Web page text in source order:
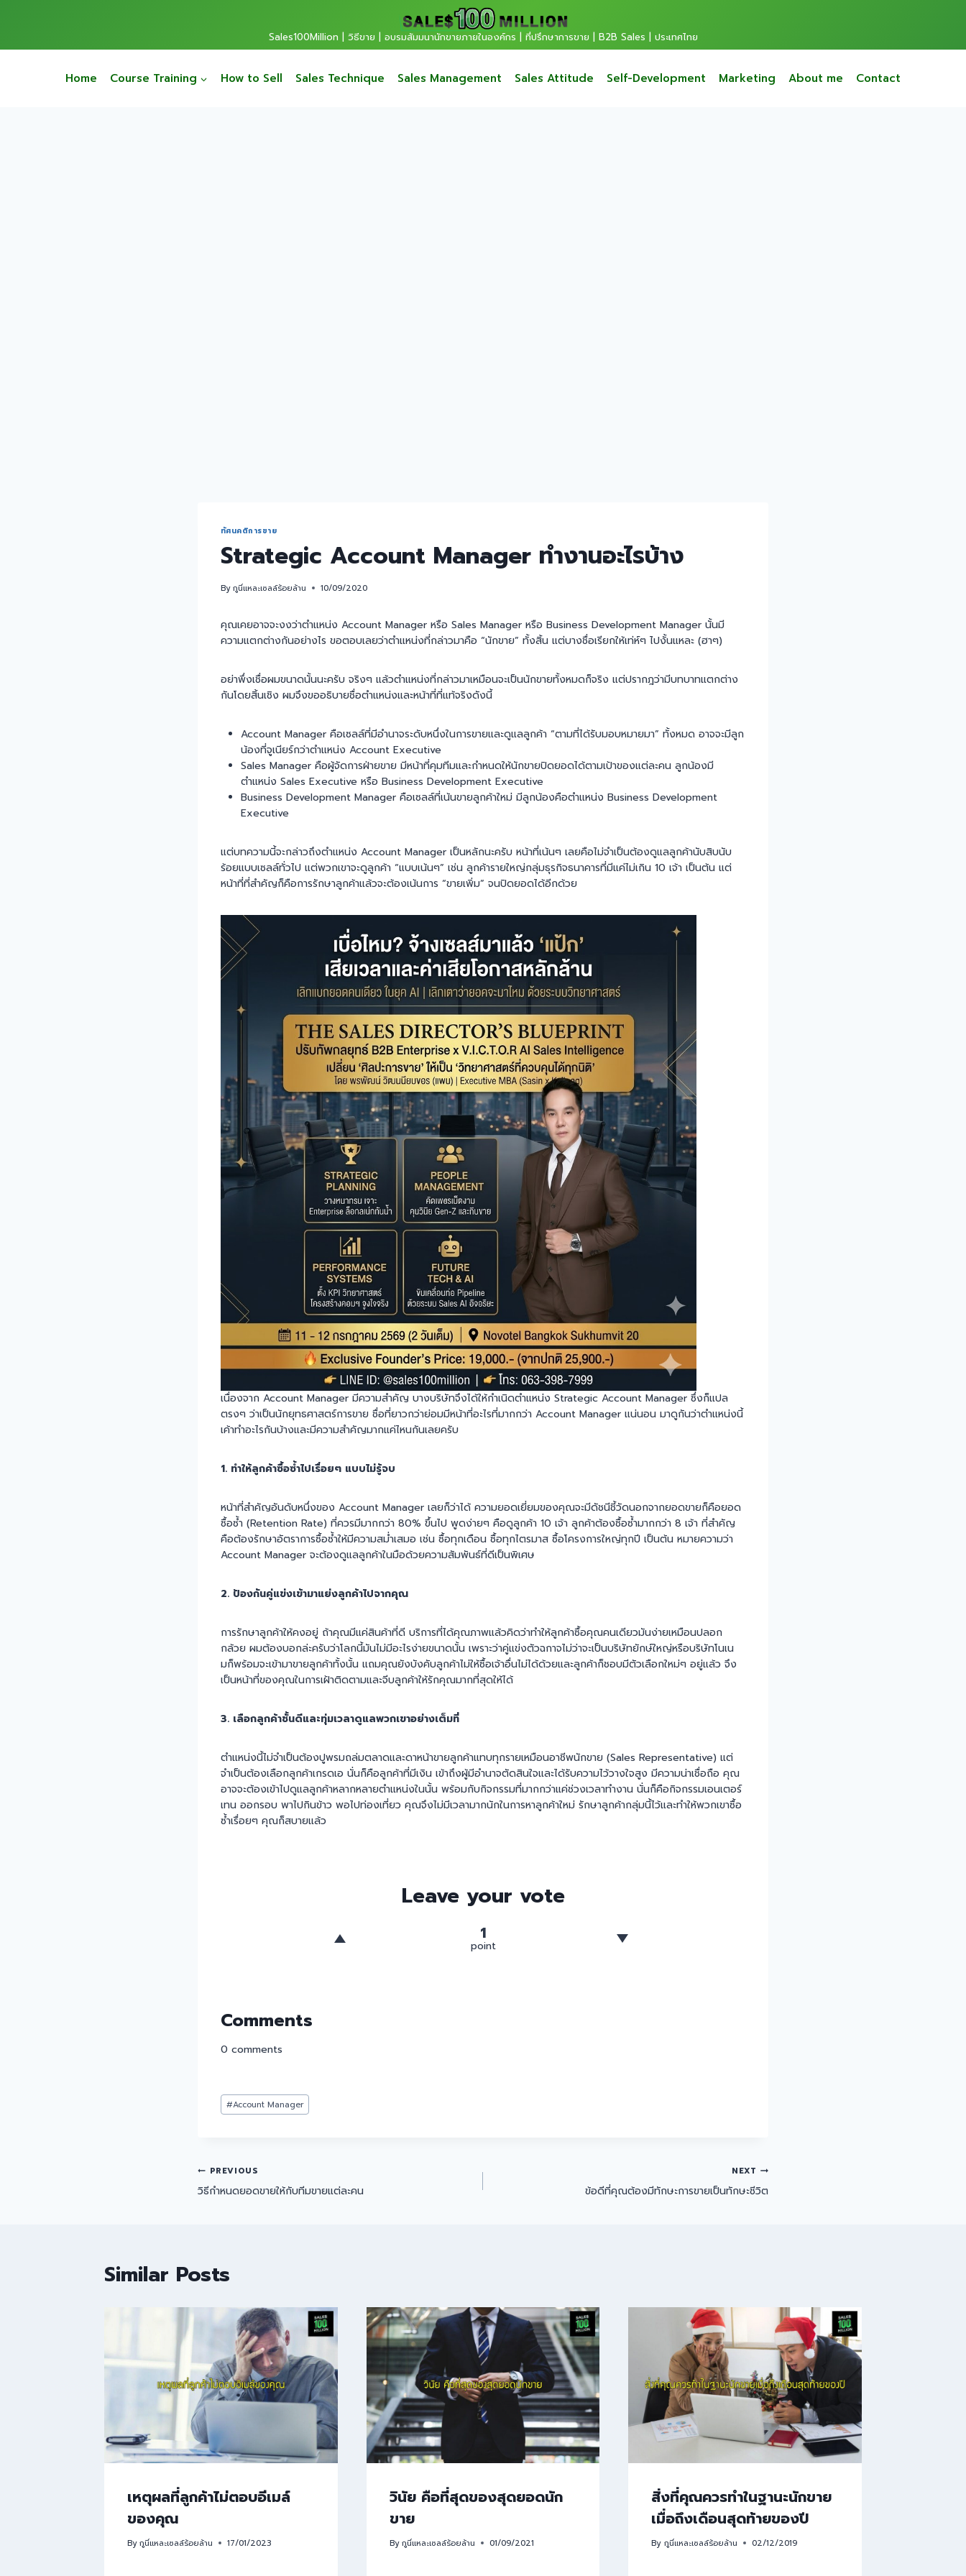
Sales100Million | วิธีขาย | อบรมสัมมนานักขายภายในองค์กร | ที่ปรึกษาการขาย | B2B Sales | ประเทศไทย
Home Course Training How to Sell Sales Technique Sales Management Sales Attitude Self-Development Marketing About me Contact
ทัศนคติการขาย
Strategic Account Manager ทำงานอะไรบ้าง
Byกูนี่แหละเซลล์ร้อยล้าน 10/09/2020
คุณเคยอาจจะงงว่าตำแหน่ง Account Manager หรือ Sales Manager หรือ Business Development Manager นั้นมี
ความแตกต่างกันอย่างไร ขอตอบเลยว่าตำแหน่งที่กล่าวมาคือ “นักขาย” ทั้งสิ้น แต่บางชื่อเรียกให้เท่ห์ๆ ไปงั้นแหละ (ฮาๆ)
อย่าพึ่งเชื่อผมขนาดนั้นนะครับ จริงๆ แล้วตำแหน่งที่กล่าวมาเหมือนจะเป็นนักขายทั้งหมดก็จริง แต่ปรากฎว่ามีบทบาทแตกต่าง
กันโดยสิ้นเชิง ผมจึงขออธิบายชื่อตำแหน่งและหน้าที่ที่แท้จริงดังนี้
Account Manager คือเซลล์ที่มีอำนาจระดับหนึ่งในการขายและดูแลลูกค้า “ตามที่ได้รับมอบหมายมา” ทั้งหมด อาจจะมีลูก
น้องที่จูเนียร์กว่าตำแหน่ง Account Executive
Sales Manager คือผู้จัดการฝ่ายขาย มีหน้าที่คุมทีมและกำหนดให้นักขายปิดยอดได้ตามเป้าของแต่ละคน ลูกน้องมี
ตำแหน่ง Sales Executive หรือ Business Development Executive
Business Development Manager คือเซลล์ที่เน้นขายลูกค้าใหม่ มีลูกน้องคือตำแหน่ง Business Development
Executive
แต่บทความนี้จะกล่าวถึงตำแหน่ง Account Manager เป็นหลักนะครับ หน้าที่เน้นๆ เลยคือไม่จำเป็นต้องดูแลลูกค้านับสิบนับ
ร้อยแบบเซลล์ทั่วไป แต่พวกเขาจะดูลูกค้า “แบบเน้นๆ” เช่น ลูกค้ารายใหญ่กลุ่มธุรกิจธนาคารที่มีแค่ไม่เกิน 10 เจ้า เป็นต้น แต่
หน้าที่ที่สำคัญก็คือการรักษาลูกค้าแล้วจะต้องเน้นการ “ขายเพิ่ม” จนปิดยอดได้อีกด้วย
เนื่องจาก Account Manager มีความสำคัญ บางบริษัทจึงได้ให้กำเนิดตำแหน่ง Strategic Account Manager ซึ่งก็แปล
ตรงๆ ว่าเป็นนักยุทธศาสตร์การขาย ชื่อที่ยาวกว่าย่อมมีหน้าที่อะไรที่มากกว่า Account Manager แน่นอน มาดูกันว่าตำแหน่งนี้
เค้าทำอะไรกันบ้างและมีความสำคัญมากแค่ไหนกันเลยครับ
1. ทำให้ลูกค้าซื้อซ้ำไปเรื่อยๆ แบบไม่รู้จบ
หน้าที่สำคัญอันดับหนึ่งของ Account Manager เลยก็ว่าได้ ความยอดเยี่ยมของคุณจะมีดัชนีชี้วัดนอกจากยอดขายก็คือยอด
ซื้อซ้ำ (Retention Rate) ที่ควรมีมากกว่า 80% ขึ้นไป พูดง่ายๆ คือดูลูกค้า 10 เจ้า ลูกค้าต้องซื้อซ้ำมากกว่า 8 เจ้า ที่สำคัญ
คือต้องรักษาอัตราการซื้อซ้ำให้มีความสม่ำเสมอ เช่น ซื้อทุกเดือน ซื้อทุกไตรมาส ซื้อโครงการใหญ่ทุกปี เป็นต้น หมายความว่า
Account Manager จะต้องดูแลลูกค้าในมือด้วยความสัมพันธ์ที่ดีเป็นพิเศษ
2. ป้องกันคู่แข่งเข้ามาแย่งลูกค้าไปจากคุณ
การรักษาลูกค้าให้คงอยู่ ถ้าคุณมีแค่สินค้าที่ดี บริการที่ได้คุณภาพแล้วคิดว่าทำให้ลูกค้าซื้อคุณคนเดียวมันง่ายเหมือนปลอก
กล้วย ผมต้องบอกล่ะครับว่าโลกนี้มันไม่มีอะไรง่ายขนาดนั้น เพราะว่าคู่แข่งตัวฉกาจไม่ว่าจะเป็นบริษัทยักษ์ใหญ่หรือบริษัทโนเน
มก็พร้อมจะเข้ามาขายลูกค้าทั้งนั้น แถมคุณยังบังคับลูกค้าไม่ให้ซื้อเจ้าอื่นไม่ได้ด้วยและลูกค้าก็ชอบมีตัวเลือกใหม่ๆ อยู่แล้ว จึง
เป็นหน้าที่ของคุณในการเฝ้าติดตามและจีบลูกค้าให้รักคุณมากที่สุดให้ได้
3. เลือกลูกค้าชั้นดีและทุ่มเวลาดูแลพวกเขาอย่างเต็มที่
ตำแหน่งนี้ไม่จำเป็นต้องปูพรมถล่มตลาดและดาหน้าขายลูกค้าแทบทุกรายเหมือนอาชีพนักขาย (Sales Representative) แต่
จำเป็นต้องเลือกลูกค้าเกรดเอ นั่นก็คือลูกค้าที่มีเงิน เข้าถึงผู้มีอำนาจตัดสินใจและได้รับความไว้วางใจสูง มีความน่าเชื่อถือ คุณ
อาจจะต้องเข้าไปดูแลลูกค้าหลากหลายตำแหน่งในนั้น พร้อมกับกิจกรรมที่มากกว่าแค่ช่วงเวลาทำงาน นั่นก็คือกิจกรรมเอนเตอร์
เทน ออกรอบ พาไปกินข้าว พอไปท่องเที่ยว คุณจึงไม่มีเวลามากนักในการหาลูกค้าใหม่ รักษาลูกค้ากลุ่มนี้ไว้และทำให้พวกเขาซื้อ
ซ้ำเรื่อยๆ คุณก็สบายแล้ว
Leave your vote
1
point
Comments
0 comments
#Account Manager
PREVIOUS
วิธีกำหนดยอดขายให้กับทีมขายแต่ละคน
NEXT
ข้อดีที่คุณต้องมีทักษะการขายเป็นทักษะชีวิต
Similar Posts
เหตุผลที่ลูกค้าไม่ตอบอีเมล์
ของคุณ
Byกูนี่แหละเซลล์ร้อยล้าน 17/01/2023
วินัย คือที่สุดของสุดยอดนัก
ขาย
Byกูนี่แหละเซลล์ร้อยล้าน 01/09/2021
สิ่งที่คุณควรทำในฐานะนักขาย
เมื่อถึงเดือนสุดท้ายของปี
By กูนี่แหละเซลล์ร้อยล้าน 02/12/2019